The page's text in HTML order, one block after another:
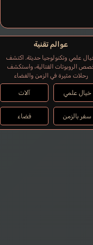
Ugalde Anette
إسباني
Natali
برتغالي
Cursed Girl
عوالم تقنية
علمي وتكنولوجيا حديثة. اكتشف
الروبوتات القتالية، واستكشف
رحلات مثيرة في الزمن والفضاء
خيال علمي آلات
سفر بالزمن فضاء